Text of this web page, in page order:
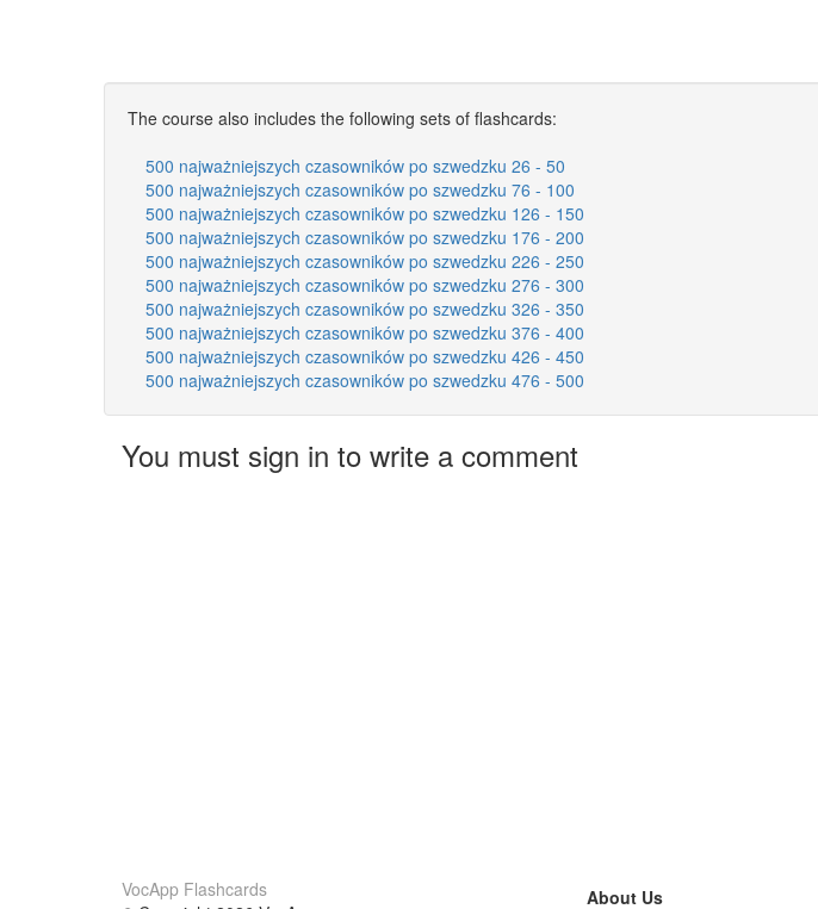
The course also includes the following sets of flashcards:
500 najważniejszych czasowników po szwedzku 26 - 50
500 najważniejszych czasowników po szwedzku 76 - 100
500 najważniejszych czasowników po szwedzku 126 - 150
500 najważniejszych czasowników po szwedzku 176 - 200
500 najważniejszych czasowników po szwedzku 226 - 250
500 najważniejszych czasowników po szwedzku 276 - 300
500 najważniejszych czasowników po szwedzku 326 - 350
500 najważniejszych czasowników po szwedzku 376 - 400
500 najważniejszych czasowników po szwedzku 426 - 450
500 najważniejszych czasowników po szwedzku 476 - 500
You must sign in to write a comment
VocApp Flashcards
About Us